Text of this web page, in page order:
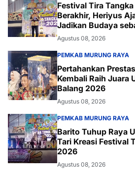
Festival Tira
Berakhir, Heriyus
Jadikan Budaya
Daerah
Agustus 08, 2026
PEMKAB MURUNG RAYA
Pertahankan
Kembali Raih Juara
Balang 2026
Agustus 08, 2026
PEMKAB MURUNG RAYA
Barito Tuhup Raya
Tari Kreasi Festival
2026
Agustus 08, 2026